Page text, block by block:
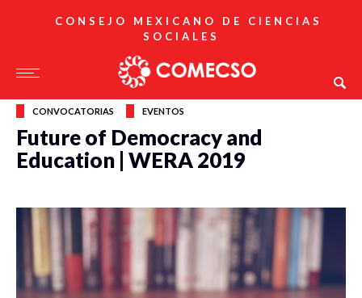
CONSEJO MEXICANO DE CIENCIAS
SOCIALES
CONVOCATORIAS EVENTOS
Future of Democracy and
Education | WERA 2019